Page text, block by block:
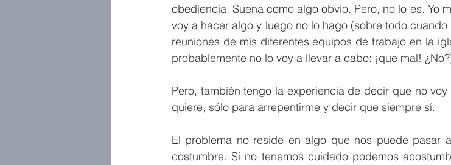
obediencia. Suena como algo obvio. Pero, no lo es. Yo
voy a hacer algo y luego no lo hago (sobre todo
reuniones de mis diferentes equipos de trabajo en la
probablemente no lo voy a llevar a cabo: ¡que mal!
Pero, también tengo la experiencia de decir que no
quiere, sólo para arrepentirme y decir que siempre sí.
El problema no reside en algo que nos puede pasar
costumbre. Si no tenemos cuidado podemos